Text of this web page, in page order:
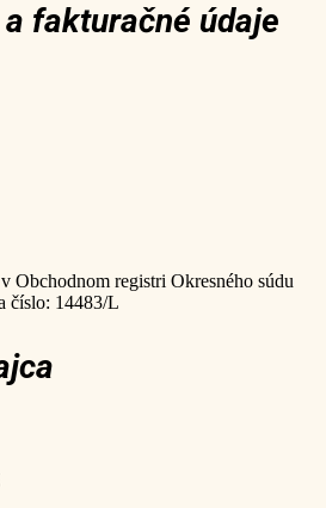
fakturačné údaje
Obchodnom registri Okresného súdu
číslo: 14483/L